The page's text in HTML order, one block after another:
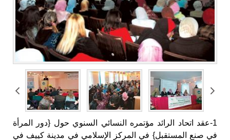
1-عقد اتحاد الرائد مؤتمره النسائي السنوي حول {دور المرأة
في صنع المستقبل} في المركز الإسلامي في مدينة كييف في